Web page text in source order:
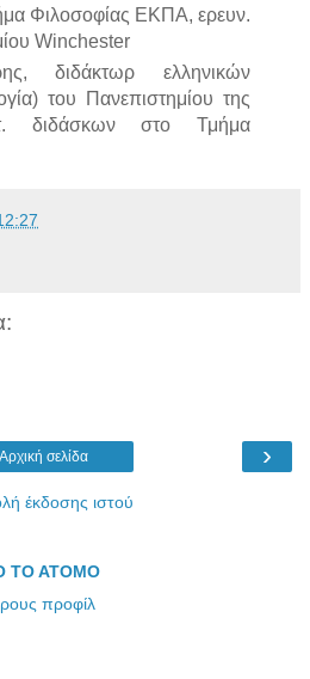
Φιλοσοφίας ΕΚΠΑ, ερευν.
Winchester
διδάκτωρ ελληνικών
του Πανεπιστημίου της
διδάσκων στο Τμήμα
›
Αρχική σελίδα
έκδοσης ιστού
ΤΟ ΑΤΟΜΟ
προφίλ